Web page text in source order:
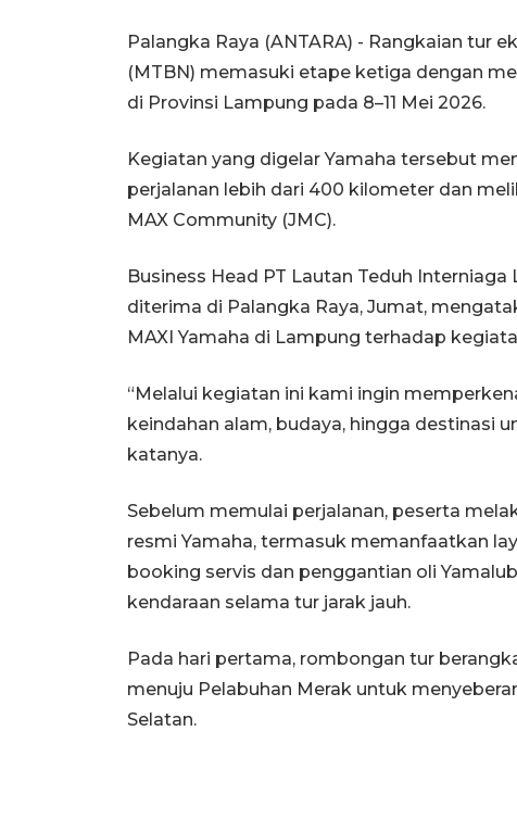
Palangka Raya (ANTARA) - Rangkaian tur
(MTBN) memasuki etape ketiga dengan
di Provinsi Lampung pada 8–11 Mei 2026.
Kegiatan yang digelar Yamaha tersebut
perjalanan lebih dari 400 kilometer dan
MAX Community (JMC).
Business Head PT Lautan Teduh
diterima di Palangka Raya, Jumat,
MAXI Yamaha di Lampung terhadap
“Melalui kegiatan ini kami ingin
keindahan alam, budaya, hingga destinasi
katanya.
Sebelum memulai perjalanan, peserta
resmi Yamaha, termasuk memanfaatkan
booking servis dan penggantian oli
kendaraan selama tur jarak jauh.
Pada hari pertama, rombongan tur
menuju Pelabuhan Merak untuk
Selatan.